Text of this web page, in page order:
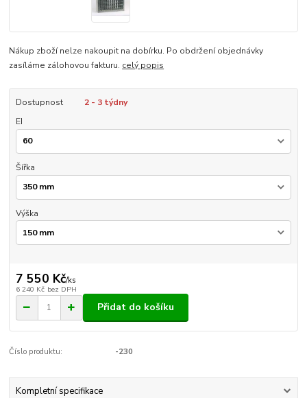
Nákup zboží nelze nakoupit na dobírku. Po obdržení objednávky
zasíláme zálohovou fakturu. celý popis
Dostupnost
2 - 3 týdny
EI
Šířka
Výška
7 550 Kč/ks
6 240 Kč bez DPH
Přidat do košíku
Číslo produktu: -230
Kompletní specifikace